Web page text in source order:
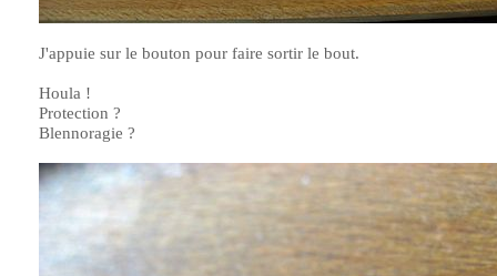
J'appuie sur le bouton pour faire sortir le bout.
Houla !
Protection ?
Blennoragie ?